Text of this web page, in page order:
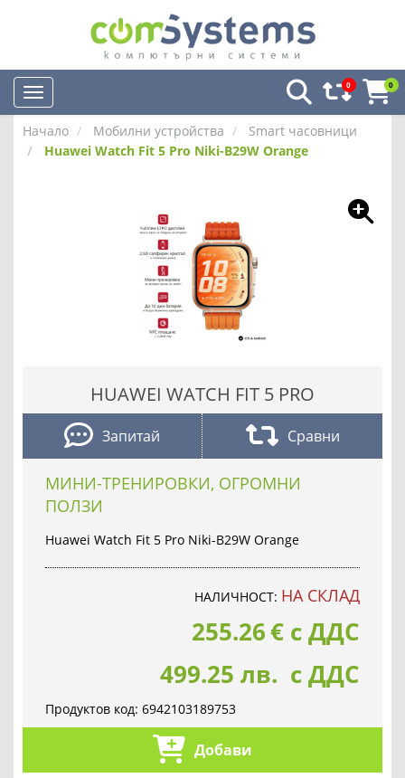
0 0
Начало Мобилни устройства
Smart часовници
Huawei Watch Fit 5 Pro Niki-B29W Orange
HUAWEI WATCH FIT 5 PRO
Запитай Сравни
МИНИ-ТРЕНИРОВКИ, ОГРОМНИ
ПОЛЗИ
Huawei Watch Fit 5 Pro Niki-B29W Orange
НАЛИЧНОСТ: НА СКЛАД
255.26€ с ДДС
499.25 лв. с ДДС
Продуктов код: 6942103189753
Добави